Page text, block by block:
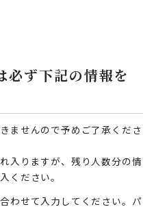
必ず下記の情報を
ませんので予めご了承くださ
入りますが、残り人数分の情
ください。
わせて入力してください。パ